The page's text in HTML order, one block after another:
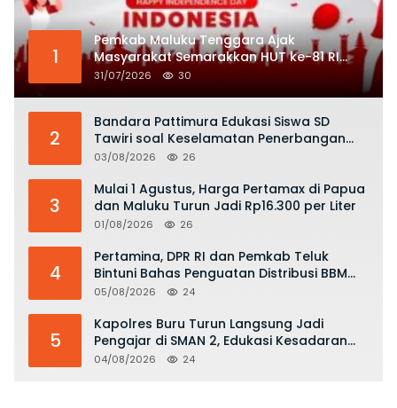
1
Pemkab Maluku Tenggara Ajak
Masyarakat Semarakkan HUT ke-81 RI
dengan Semangat Nasionalisme
31/07/2026 30
2
Bandara Pattimura Edukasi Siswa SD
Tawiri soal Keselamatan Penerbangan
dan Bahaya Bermain Layang-layang di
03/08/2026 26
3
Mulai 1 Agustus, Harga Pertamax di Papua
dan Maluku Turun Jadi Rp16.300 per Liter
01/08/2026 26
4
Pertamina, DPR RI dan Pemkab Teluk
Bintuni Bahas Penguatan Distribusi BBM
dan LPG
05/08/2026 24
5
Kapolres Buru Turun Langsung Jadi
Pengajar di SMAN 2, Edukasi Kesadaran
Hukum dan Stop Kekerasan
04/08/2026 24